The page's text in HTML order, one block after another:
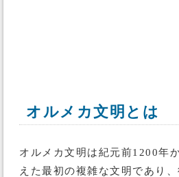
オルメカ文明とは
オルメカ文明は紀元前1200年
えた最初の複雑な文明であり